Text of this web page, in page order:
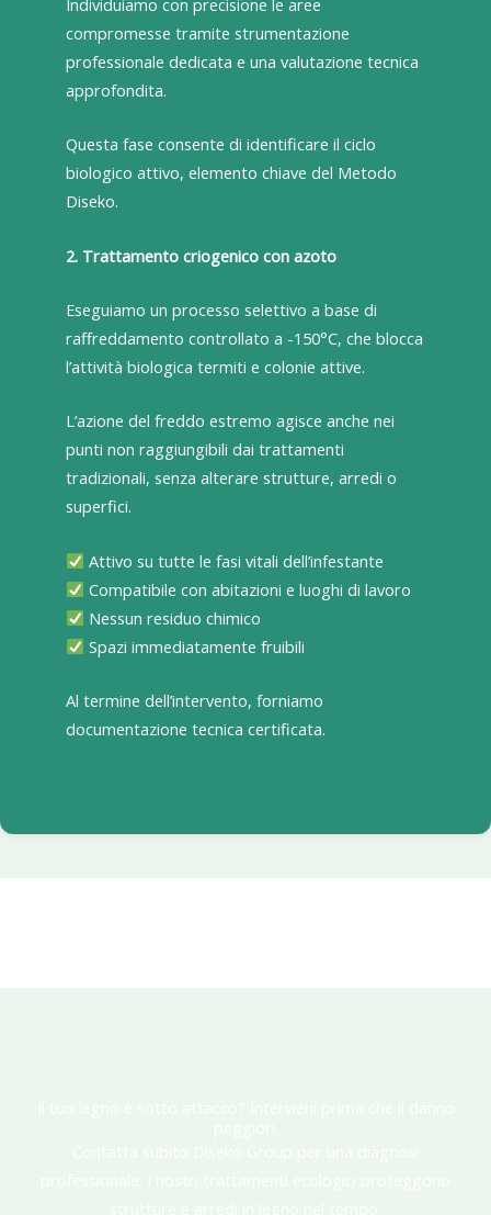
Individuiamo con precisione le aree
compromesse tramite strumentazione
professionale dedicata e una valutazione tecnica
approfondita.
Questa fase consente di identificare il ciclo
biologico attivo, elemento chiave del Metodo
Diseko.
2. Trattamento criogenico con azoto
Eseguiamo un processo selettivo a base di
raffreddamento controllato a -150°C, che blocca
l’attività biologica termiti e colonie attive.
L’azione del freddo estremo agisce anche nei
punti non raggiungibili dai trattamenti
tradizionali, senza alterare strutture, arredi o
superfici.
Attivo su tutte le fasi vitali dell’infestante
Compatibile con abitazioni e luoghi di lavoro
Nessun residuo chimico
Spazi immediatamente fruibili
Al termine dell’intervento, forniamo
documentazione tecnica certificata.